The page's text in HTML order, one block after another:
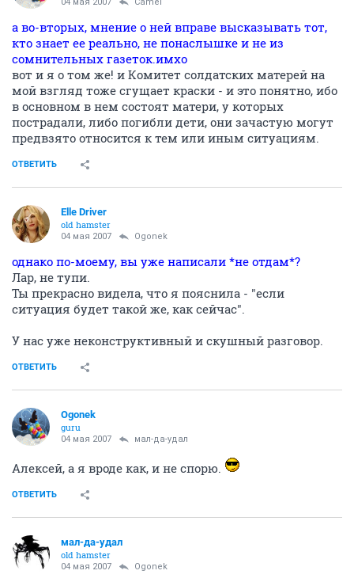
а во-вторых, мнение о ней вправе высказывать тот,
кто знает ее реально, не понаслышке и не из
сомнительных газеток.имхо
вот и я о том же! и Комитет солдатских матерей на
мой взгляд тоже сгущает краски - и это понятно, ибо
в основном в нем состоят матери, у которых
пострадали, либо погибли дети, они зачастую могут
предвзято относится к тем или иным ситуациям.
ОТВЕТИТЬ
Elle Driver
old hamster
04 мая 2007 Ogonek
однако по-моему, вы уже написали *не отдам*?
Лар, не тупи.
Ты прекрасно видела, что я пояснила - "если
ситуация будет такой же, как сейчас".
У нас уже неконструктивный и скушный разговор.
ОТВЕТИТЬ
Ogonek
guru
04 мая 2007 мал-да-удал
Алексей, а я вроде как, и не спорю.
ОТВЕТИТЬ
мал-да-удал
old hamster
04 мая 2007 Ogonek